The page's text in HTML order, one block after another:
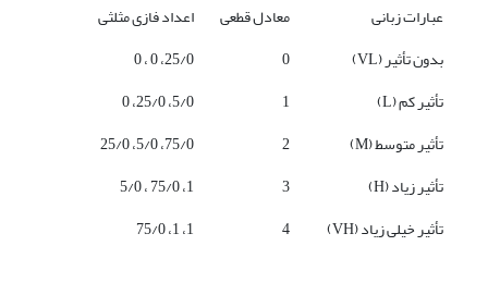
عبارات زبانی
معادل قطعی
اعداد فازی مثلثی
بدون تأثیر (VL)
0
25/0، 0 ، 0
تأثیر کم (L)
1
5/0، 25/0، 0
تأثیر متوسط (M)
2
75/0، 5/0، 25/0
تأثیر زیاد (H)
3
1، 75/0 ، 5/0
تأثیر خیلی زیاد (VH)
4 1، 1، 75/0